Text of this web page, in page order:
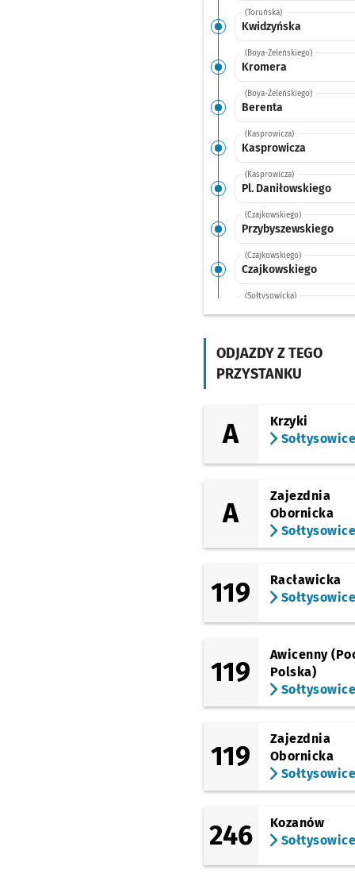
(Toruńska)
Kwidzyńska
(Boya-Żeleńskiego)
Kromera
(Boya-Żeleńskiego)
Berenta
(Kasprowicza)
Kasprowicza
(Kasprowicza)
Pl. Daniłowskiego
(Czajkowskiego)
Przybyszewskiego
(Czajkowskiego)
Czajkowskiego
(Sołtysowicka)
Sołtysowicka
(Sołtysowicka)
(Redycka)
Redycka
(Redycka)
Sołtysowice
ODJAZDY Z TEGO
PRZYSTANKU
A
Krzyki
Sołtysowice
A
Zajezdnia
Obornicka
Sołtysowice
119
Racławicka
Sołtysowice
119
Awicenny
Polska)
Sołtysowice
119
Zajezdnia
Obornicka
Sołtysowice
246
Kozanów
Sołtysowice